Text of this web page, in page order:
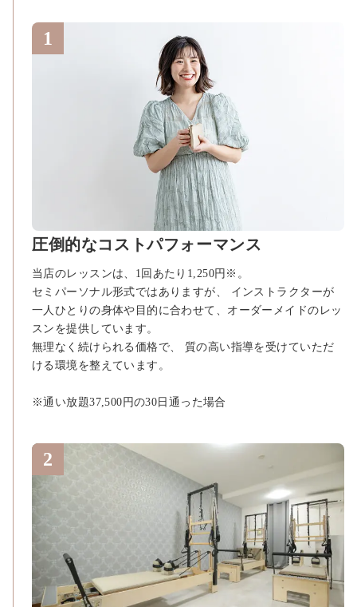
圧倒的なコストパフォーマンス
当店のレッスンは、1回あたり1,250円※。
セミパーソナル形式ではありますが、 インストラクターが
一人ひとりの身体や目的に合わせて、オーダーメイドのレッ
スンを提供しています。
無理なく続けられる価格で、 質の高い指導を受けていただ
ける環境を整えています。
※通い放題37,500円の30日通った場合